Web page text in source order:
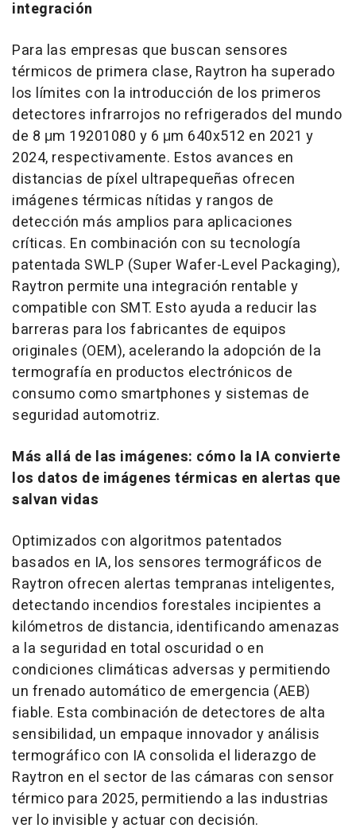
integración
Para las empresas que buscan sensores
térmicos de primera clase, Raytron ha superado
los límites con la introducción de los primeros
detectores infrarrojos no refrigerados del mundo
de 8 μm 19201080 y 6 μm 640x512 en 2021 y
2024, respectivamente. Estos avances en
distancias de píxel ultrapequeñas ofrecen
imágenes térmicas nítidas y rangos de
detección más amplios para aplicaciones
críticas. En combinación con su tecnología
patentada SWLP (Super Wafer-Level Packaging),
Raytron permite una integración rentable y
compatible con SMT. Esto ayuda a reducir las
barreras para los fabricantes de equipos
originales (OEM), acelerando la adopción de la
termografía en productos electrónicos de
consumo como smartphones y sistemas de
seguridad automotriz.
Más allá de las imágenes: cómo la IA convierte
los datos de imágenes térmicas en alertas que
salvan vidas
Optimizados con algoritmos patentados
basados en IA, los sensores termográficos de
Raytron ofrecen alertas tempranas inteligentes,
detectando incendios forestales incipientes a
kilómetros de distancia, identificando amenazas
a la seguridad en total oscuridad o en
condiciones climáticas adversas y permitiendo
un frenado automático de emergencia (AEB)
fiable. Esta combinación de detectores de alta
sensibilidad, un empaque innovador y análisis
termográfico con IA consolida el liderazgo de
Raytron en el sector de las cámaras con sensor
térmico para 2025, permitiendo a las industrias
ver lo invisible y actuar con decisión.